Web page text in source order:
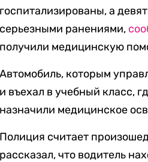
госпитализированы, а
серьезными ранениями,
получили медицинскую
Автомобиль, которым
и въехал в учебный класс,
назначили медицинское
Полиция считает
рассказал, что водитель